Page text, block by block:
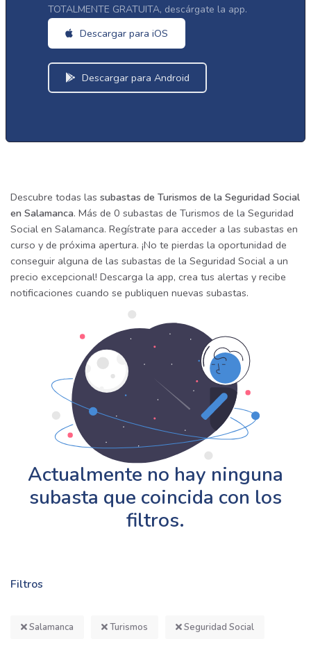
TOTALMENTE GRATUITA, descárgate la app.
Descargar para iOS
Descargar para Android
Filtros
Salamanca Turismos Seguridad Social
Descubre todas las subastas de Turismos de la Seguridad Social
en Salamanca. Más de 0 subastas de Turismos de la Seguridad
Social en Salamanca. Regístrate para acceder a las subastas en
curso y de próxima apertura. ¡No te pierdas la oportunidad de
conseguir alguna de las subastas de la Seguridad Social a un
precio excepcional! Descarga la app, crea tus alertas y recibe
notificaciones cuando se publiquen nuevas subastas.
Actualmente no hay ninguna
subasta que coincida con los
filtros.